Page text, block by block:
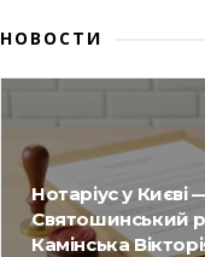
НОВОСТИ
Нотаріус у Києві
Святошинський
Камінська